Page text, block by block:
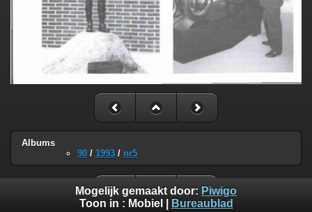
Albums
90 / 1993 / nr5
Mogelijk gemaakt door: Piwigo
Toon in : Mobiel Bureaublad